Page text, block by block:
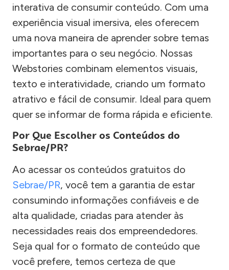
interativa de consumir conteúdo. Com uma
experiência visual imersiva, eles oferecem
uma nova maneira de aprender sobre temas
importantes para o seu negócio. Nossas
Webstories combinam elementos visuais,
texto e interatividade, criando um formato
atrativo e fácil de consumir. Ideal para quem
quer se informar de forma rápida e eficiente.
Por Que Escolher os Conteúdos do
Sebrae/PR?
Ao acessar os conteúdos gratuitos do
Sebrae/PR, você tem a garantia de estar
consumindo informações confiáveis e de
alta qualidade, criadas para atender às
necessidades reais dos empreendedores.
Seja qual for o formato de conteúdo que
você prefere, temos certeza de que